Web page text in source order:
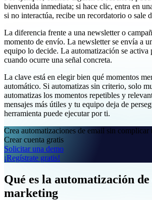
bienvenida inmediata; si hace clic, entra en
si no interactúa, recibe un recordatorio o sale
La diferencia frente a una newsletter o
momento de envío. La newsletter se envía a
equipo lo decide. La automatización se activa
cuando ocurre una señal concreta.
La clave está en elegir bien qué momentos
automático. Si automatizas sin criterio, solo
automatizas los momentos repetibles y
mensajes más útiles y tu equipo deja de
herramienta puede ejecutar por ti.
Crea automatizaciones de email sin complicar
Crear cuenta gratis
Solicitar una demo
¡Regístrate gratis!
Qué es la automatización
marketing